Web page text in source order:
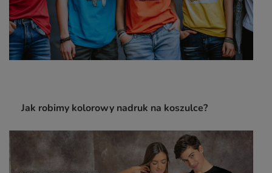
Jak robimy kolorowy nadruk na koszulce?